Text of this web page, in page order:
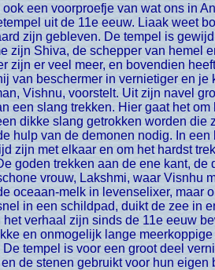
uit de 11e eeuw. Liaak weet
zijn gebleven. De tempel is
zijn Shiva, de schepper van hemel
zijn er veel meer, en bovendien
van beschermer in vernietiger en
Vishnu, voorstelt. Uit zijn navel
een slang trekken. Hier gaat het
dikke slang getrokken worden die
hulp van de demonen nodig. In
zijn met elkaar en om het hardst
goden trekken aan de ene kant,
vrouw, Lakshmi, waar Visnhu
oceaan-melk in levenselixer, maar
in een schildpad, duikt de zee in
het verhaal zijn sinds de 11e eeuw
en onmogelijk lange
De tempel is voor een groot deel
de stenen gebruikt voor hun eigen